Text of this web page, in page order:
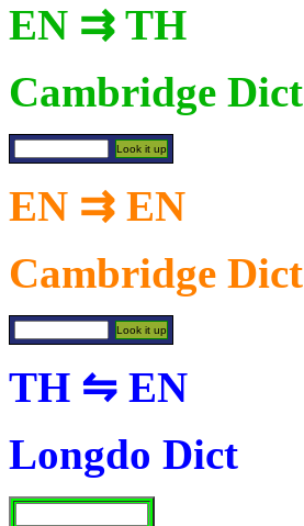
EN ⇉ TH
Cambridge Dict
EN ⇉ EN
Cambridge Dict
TH ⇋ EN
Longdo Dict